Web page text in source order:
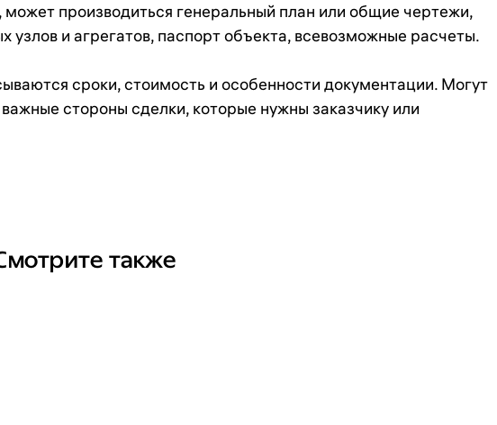
производиться генеральный план или общие чертежи,
узлов и агрегатов, паспорт объекта, всевозможные расчеты.
сроки, стоимость и особенности документации. Могут
стороны сделки, которые нужны заказчику или
также